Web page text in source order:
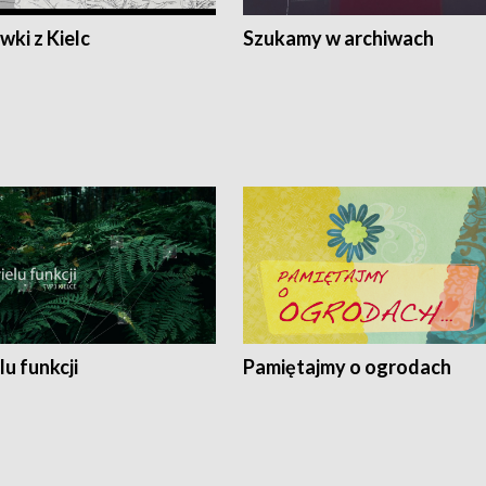
z Kielc Szukamy w archiwach
funkcji Pamiętajmy o ogrodach